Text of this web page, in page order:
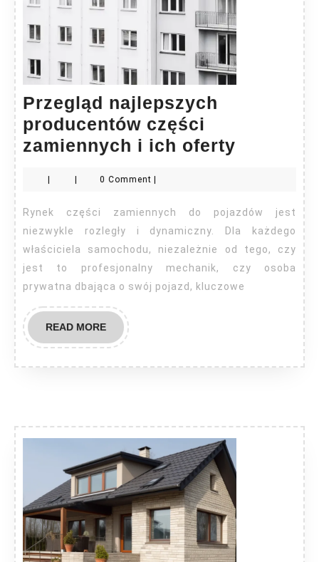
Przegląd najlepszych
producentów części
zamiennych i ich oferty Przegląd
części
i
ich
oferty
0 Comment
Rynek części zamiennych do pojazdów jest
niezwykle rozległy i dynamiczny. Dla każdego
właściciela samochodu, niezależnie od tego, czy
jest to profesjonalny mechanik, czy osoba
prywatna dbająca o swój pojazd, kluczowe
READ MOREREAD
MORE